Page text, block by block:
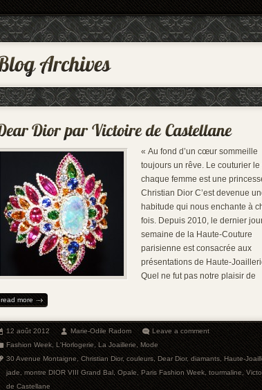
« Au fond d’un cœur sommeille
toujours un rêve. Le couturier le
chaque femme est une
Christian Dior C’est devenue
habitude qui nous enchante à
fois. Depuis 2010, le dernier
semaine de la Haute-Couture
parisienne est consacrée aux
présentations de Haute-
Quel ne fut pas notre plaisir de
read more
12 août 2012 Marie-Odile Radom
Leave a comment
Fashion Week,L'Horlogerie,La Joaillerie,Mode
30 Avenue Montaigne,Christian Dior,couleurs,Dear Dior,diamants,Haute-
jade,montre DIOR VIII Grand Bal,Opale,Paris Fashion Week,tourmaline,
de Castellane